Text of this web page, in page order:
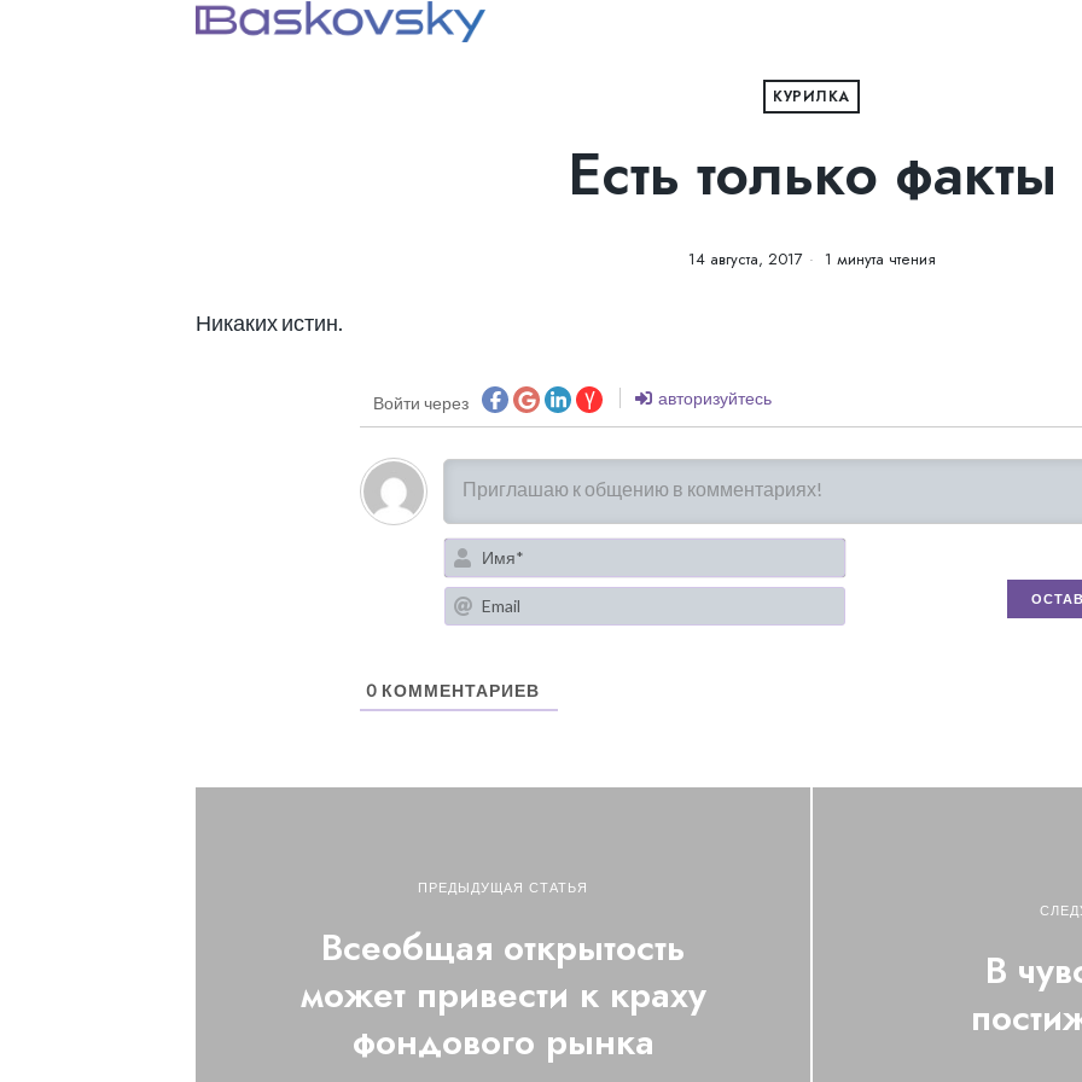
КУРИЛКА
Есть только факты
14 августа, 2017 1 минута чтения
Никаких истин.
Войти через авторизуйтесь
Имя*
Email
0 КОММЕНТАРИЕВ
ПРЕДЫДУЩАЯ СТАТЬЯ
Всеобщая открытость
может привести к краху
фондового рынка
В